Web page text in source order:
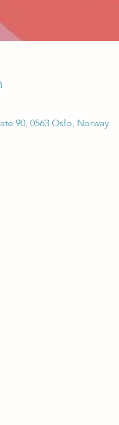
90, 0563 Oslo, Norway